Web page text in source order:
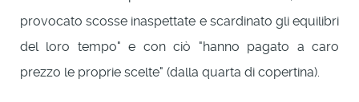
provocato scosse inaspettate e scardinato gli equilibri
del loro tempo" e con ciò "hanno pagato a caro
prezzo le proprie scelte" (dalla quarta di copertina).